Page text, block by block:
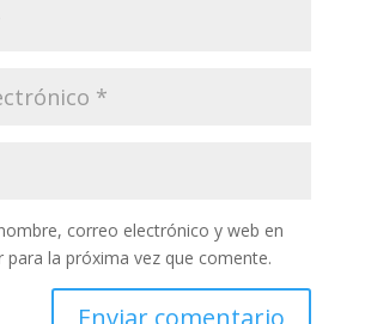
correo electrónico y web en
para la próxima vez que comente.